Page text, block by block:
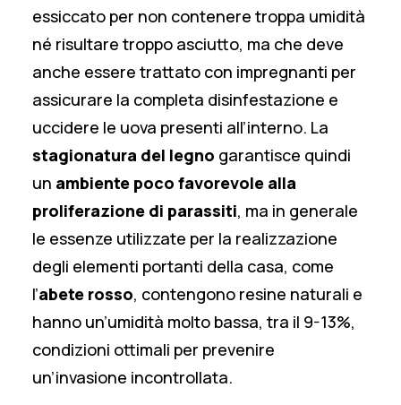
essiccato per non contenere troppa umidità
né risultare troppo asciutto, ma che deve
anche essere trattato con impregnanti per
assicurare la completa disinfestazione e
uccidere le uova presenti all’interno. La
stagionatura del legno garantisce quindi
un ambiente poco favorevole alla
proliferazione di parassiti, ma in generale
le essenze utilizzate per la realizzazione
degli elementi portanti della casa, come
l’abete rosso, contengono resine naturali e
hanno un’umidità molto bassa, tra il 9-13%,
condizioni ottimali per prevenire
un’invasione incontrollata.